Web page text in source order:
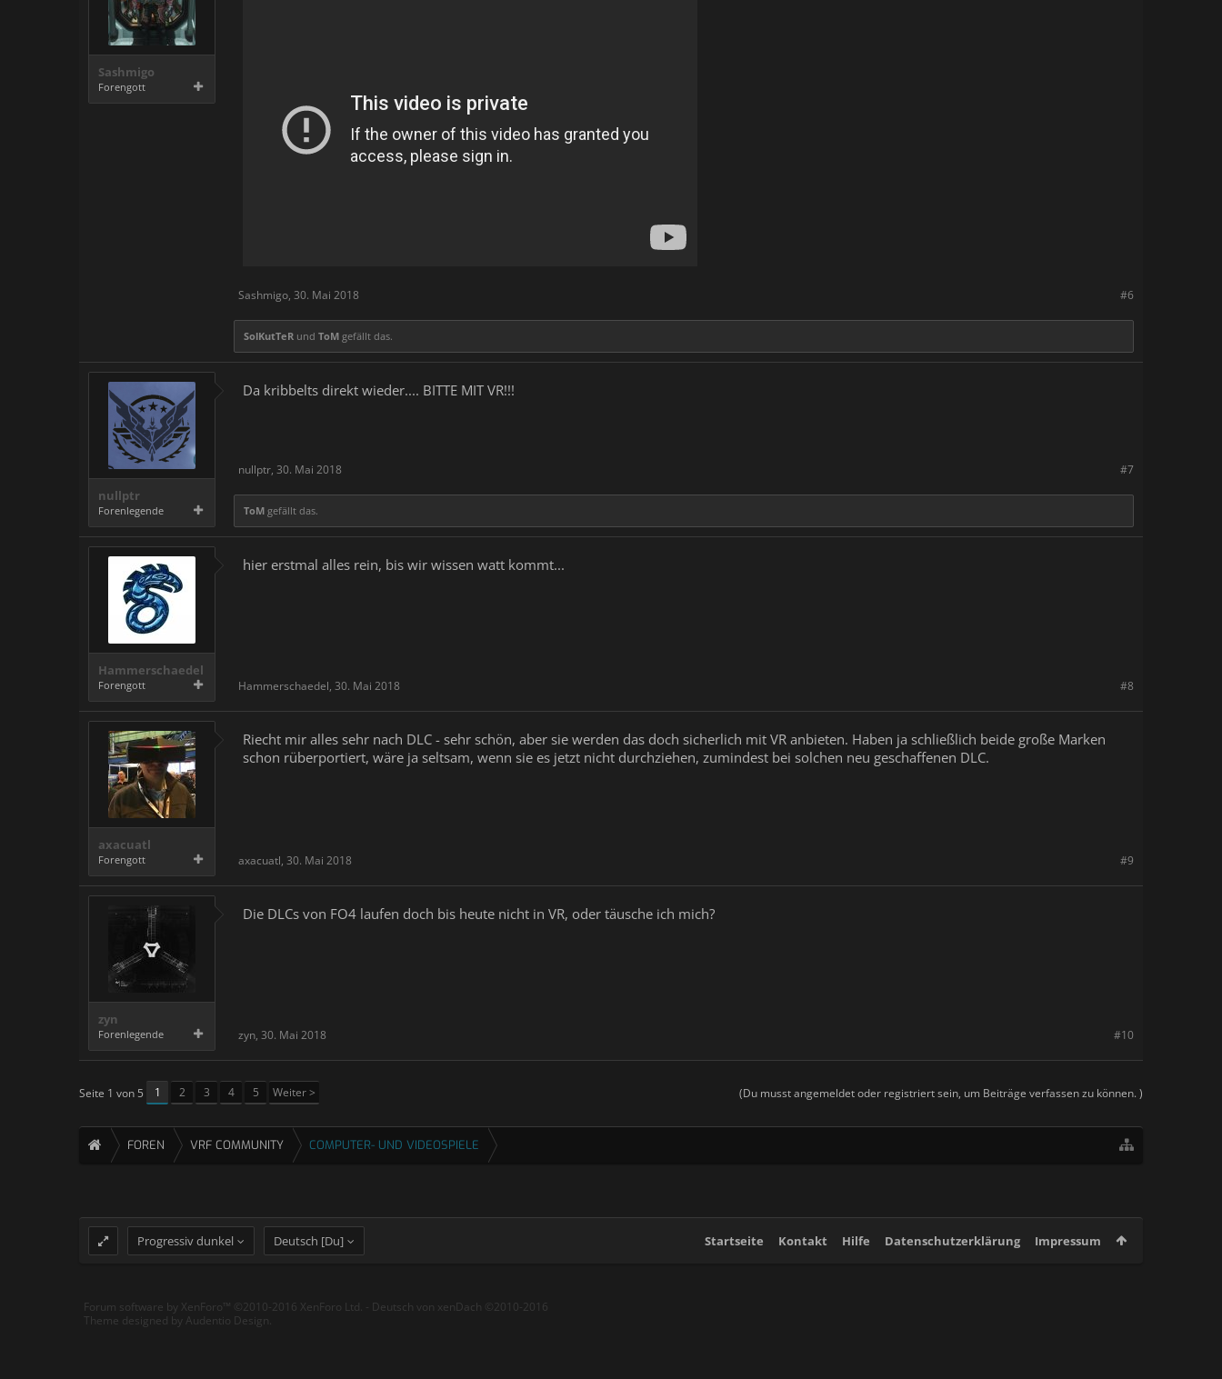
Sashmigo
Forengott
#6
Sashmigo, 30. Mai 2018
SolKutTeR und ToM gefällt das.
nullptr
Forenlegende
Da kribbelts direkt wieder.... BITTE MIT VR!!!
#7
nullptr, 30. Mai 2018
ToM gefällt das.
Hammerschaedel
Forengott
hier erstmal alles rein, bis wir wissen watt kommt...
#8
Hammerschaedel, 30. Mai 2018
axacuatl
Forengott
Riecht mir alles sehr nach DLC - sehr schön, aber sie werden das doch sicherlich mit VR anbieten. Haben ja schließlich beide große Marken
schon rüberportiert, wäre ja seltsam, wenn sie es jetzt nicht durchziehen, zumindest bei solchen neu geschaffenen DLC.
#9
axacuatl, 30. Mai 2018
zyn
Forenlegende
Die DLCs von FO4 laufen doch bis heute nicht in VR, oder täusche ich mich?
#10
zyn, 30. Mai 2018
(Du musst angemeldet oder registriert sein, um Beiträge verfassen zu können. )
Seite 1 von 5 1 2 3 4 5 Weiter >
FOREN VRF COMMUNITY COMPUTER- UND VIDEOSPIELE
Progressiv dunkel Deutsch [Du] Startseite Kontakt Hilfe Datenschutzerklärung Impressum
Forum software by XenForo™ ©2010-2016 XenForo Ltd. - Deutsch von xenDach ©2010-2016
Theme designed by Audentio Design.